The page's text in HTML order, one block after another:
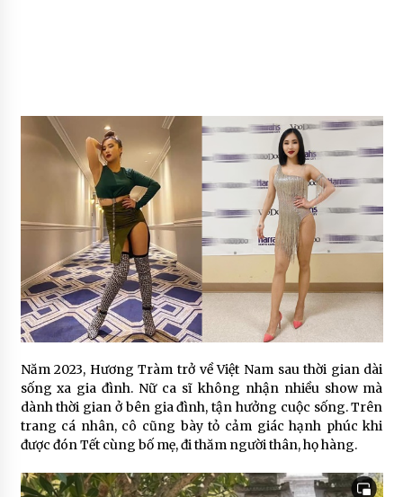
Năm 2023, Hương Tràm trở về Việt Nam sau thời gian dài
sống xa gia đình. Nữ ca sĩ không nhận nhiều show mà
dành thời gian ở bên gia đình, tận hưởng cuộc sống. Trên
trang cá nhân, cô cũng bày tỏ cảm giác hạnh phúc khi
được đón Tết cùng bố mẹ, đi thăm người thân, họ hàng.